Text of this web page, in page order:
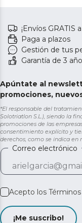
¡Envíos GRATIS
Paga a plazos
Gestión de tus
Garantía de 3
Apúntate al
promociones,
*El responsable del
Solotriatlon S.L.), siendo la
promociones de las
consentimiento explícito y
derechos, como se indica en
Correo electrónico
Acepto los
¡Me suscribo!